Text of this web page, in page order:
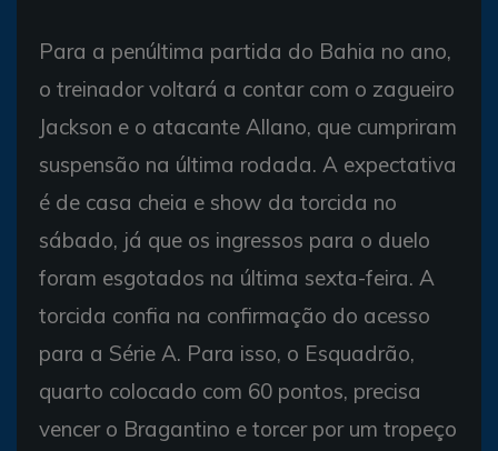
Para a penúltima partida do Bahia no ano,
o treinador voltará a contar com o zagueiro
Jackson e o atacante Allano, que cumpriram
suspensão na última rodada. A expectativa
é de casa cheia e show da torcida no
sábado, já que os ingressos para o duelo
foram esgotados na última sexta-feira. A
torcida confia na confirmação do acesso
para a Série A. Para isso, o Esquadrão,
quarto colocado com 60 pontos, precisa
vencer o Bragantino e torcer por um tropeço